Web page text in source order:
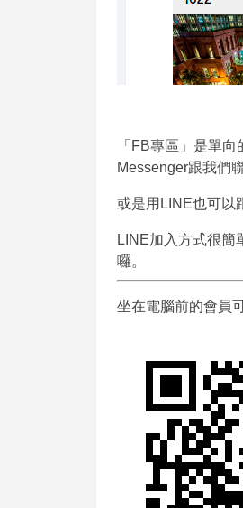
「FB專區」是單
Messenger跟我們聯
或是用LINE也可以
LINE加入方式很簡
囉。
坐在電腦前的會員